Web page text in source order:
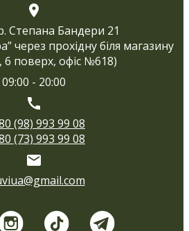
Степана Бандери 21
через прохідну біля магазину
6 поверх, офіс №618)
09:00 - 20:00
(98) 993 99 08
(73) 993 99 08